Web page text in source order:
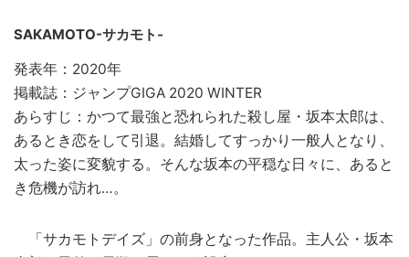
SAKAMOTO-サカモト-
発表年：2020年
掲載誌：ジャンプGIGA 2020 WINTER
あらすじ：かつて最強と恐れられた殺し屋・坂本太郎は、
あるとき恋をして引退。結婚してすっかり一般人となり、
太った姿に変貌する。そんな坂本の平穏な日々に、あると
き危機が訪れ…。
「サカモトデイズ」の前身となった作品。主人公・坂本